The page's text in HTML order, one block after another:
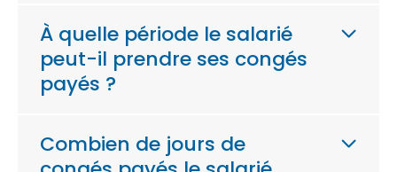
À quelle période le salarié
peut-il prendre ses congés
payés ?
Combien de jours de